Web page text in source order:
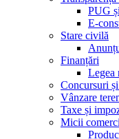
PUG
E-
Stare civilă
Finanțări
Legea
Concursuri
Vânzare
Taxe și
Micii